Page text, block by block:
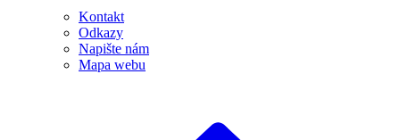
Kontakt
Odkazy
Napište nám
Mapa webu